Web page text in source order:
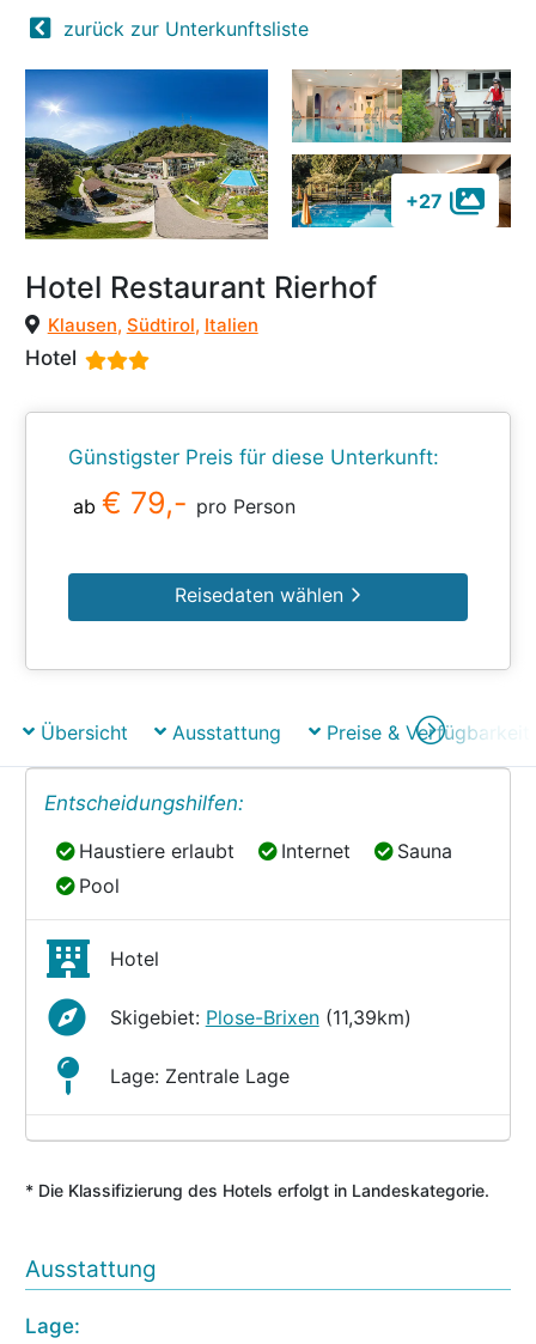
zurück zur Unterkunftsliste
+27
Hotel Restaurant Rierhof
Klausen, Südtirol, Italien
Hotel
Günstigster Preis für diese Unterkunft:
ab € 79,- pro Person
Reisedaten wählen
Übersicht Ausstattung Preise & Verfügbarkeit
Entscheidungshilfen:
Haustiere erlaubt
Haustiere erlaubt Internet
Internet Sauna
Sauna
Pool
Pool
Hotel
Skigebiet: Plose-Brixen(11,39km)
Lage: Zentrale Lage
* Die Klassifizierung des Hotels erfolgt in Landeskategorie.
Ausstattung
Lage: